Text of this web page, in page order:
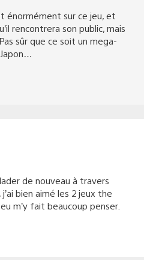
énormément sur ce jeu, et
rencontrera son public, mais
sûr que ce soit un mega-
de nouveau à travers
bien aimé les 2 jeux the
m’y fait beaucoup penser.